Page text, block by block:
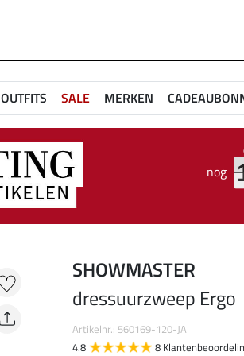
OUTFITS SALE MERKEN
nog
SHOWMASTER
dressuurzweep Ergo
Artikelnr.: 560169-120-JA
4.8
8